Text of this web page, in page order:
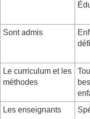
Sont admis
Le curriculum et les
méthodes
Les enseignants